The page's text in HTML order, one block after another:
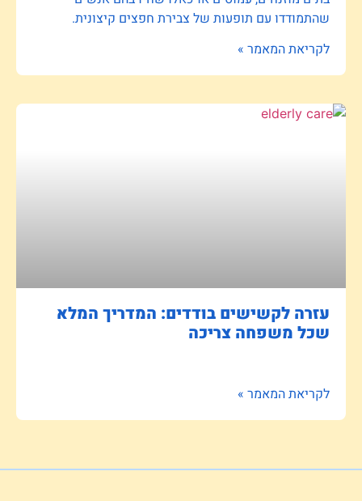
שהתמודדו עם תופעות של צבירת חפצים קיצונית.
לקריאת המאמר »
עזרה לקשישים בודדים: המדריך המלא
שכל משפחה צריכה
לקריאת המאמר »